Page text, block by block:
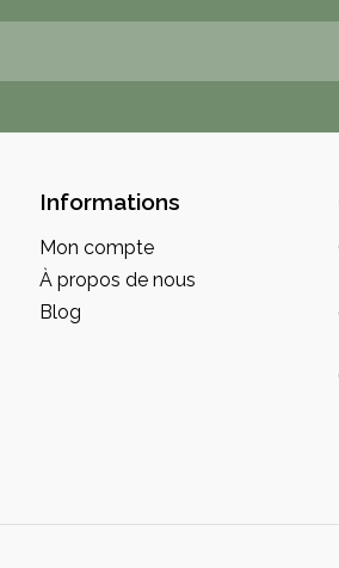
Informations
Mon compte
À propos de nous
Blog